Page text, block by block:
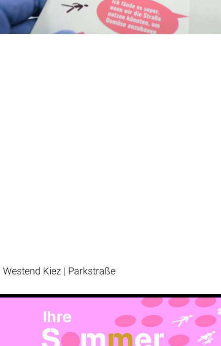
Westend Kiez | Parkstraße